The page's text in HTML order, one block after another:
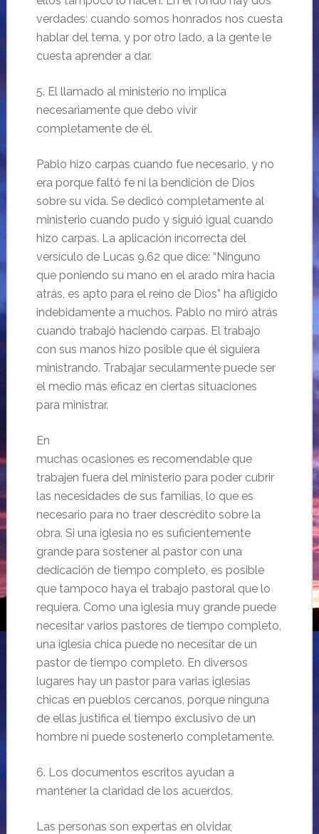
verdades: cuando somos honrados nos cuesta
hablar del tema, y por otro lado, a la gente le
cuesta aprender a dar.
5. El llamado al ministerio no implica
necesariamente que debo vivir
completamente de él.
Pablo hizo carpas cuando fue necesario, y no
era porque faltó fe ni la bendición de Dios
sobre su vida. Se dedicó completamente al
ministerio cuando pudo y siguió igual cuando
hizo carpas. La aplicación incorrecta del
versículo de Lucas 9.62 que dice: “Ninguno
que poniendo su mano en el arado mira hacia
atrás, es apto para el reino de Dios” ha afligido
indebidamente a muchos. Pablo no miró atrás
cuando trabajó haciendo carpas. El trabajo
con sus manos hizo posible que él siguiera
ministrando. Trabajar secularmente puede ser
el medio más eficaz en ciertas situaciones
para ministrar.
En
muchas ocasiones es recomendable que
trabajen fuera del ministerio para poder cubrir
las necesidades de sus familias, lo que es
necesario para no traer descrédito sobre la
obra. Si una iglesia no es suficientemente
grande para sostener al pastor con una
dedicación de tiempo completo, es posible
que tampoco haya el trabajo pastoral que lo
requiera. Como una iglesia muy grande puede
necesitar varios pastores de tiempo completo,
una iglesia chica puede no necesitar de un
pastor de tiempo completo. En diversos
lugares hay un pastor para varias iglesias
chicas en pueblos cercanos, porque ninguna
de ellas justifica el tiempo exclusivo de un
hombre ni puede sostenerlo completamente.
6. Los documentos escritos ayudan a
mantener la claridad de los acuerdos.
Las personas son expertas en olvidar,